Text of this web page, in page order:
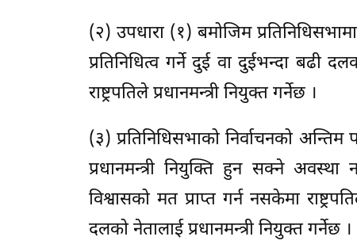
(२) उपधारा (१) बमोजिम
प्रतिनिधित्व गर्ने दुई वा दुईभन्दा बढी
राष्ट्रपतिले प्रधानमन्त्री नियुक्त गर्नेछ ।
(३) प्रतिनिधिसभाको निर्वाचनको
प्रधानमन्त्री नियुक्ति हुन सक्ने अवस्था
विश्वासको मत प्राप्त गर्न नसकेमा
दलको नेतालाई प्रधानमन्त्री नियुक्त गर्नेछ ।